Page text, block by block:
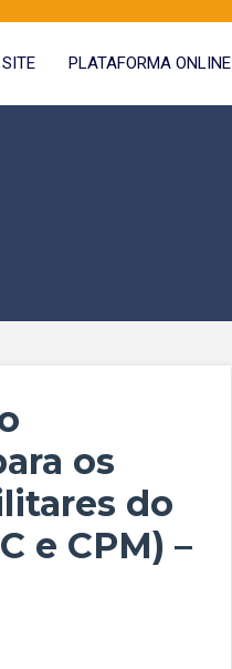
PLATAFORMA ONLINE
os
do
e CPM) –